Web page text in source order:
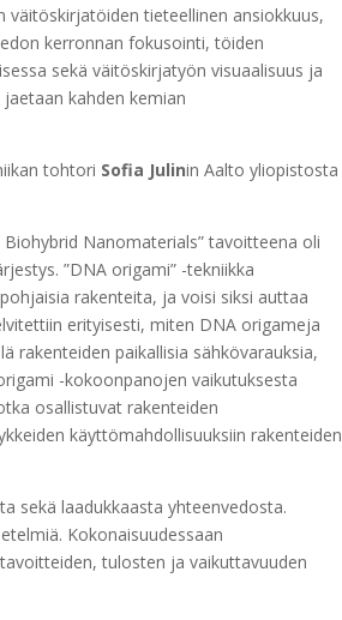
väitöskirjatöiden tieteellinen ansiokkuus,
kerronnan fokusointi, töiden
sekä väitöskirjatyön visuaalisuus ja
kahden kemian
tohtori Sofia Julinin Aalto yliopistosta
Nanomaterials” tavoitteena oli
”DNA origami” -tekniikka
rakenteita, ja voisi siksi auttaa
erityisesti, miten DNA origameja
rakenteiden paikallisia sähkövarauksia,
-kokoonpanojen vaikutuksesta
osallistuvat rakenteiden
käyttömahdollisuuksiin rakenteiden
sekä laadukkaasta yhteenvedosta.
Kokonaisuudessaan
tulosten ja vaikuttavuuden